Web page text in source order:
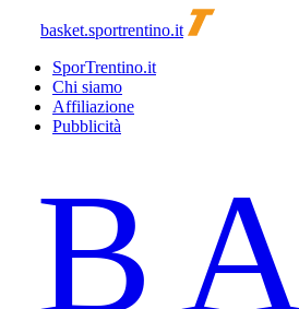
basket.sportrentino.it
SporTrentino.it
Chi siamo
Affiliazione
Pubblicità